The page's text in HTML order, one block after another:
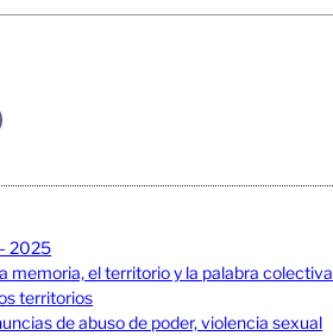
2025
memoria, el territorio y la palabra colectiva
territorios
de abuso de poder, violencia sexual